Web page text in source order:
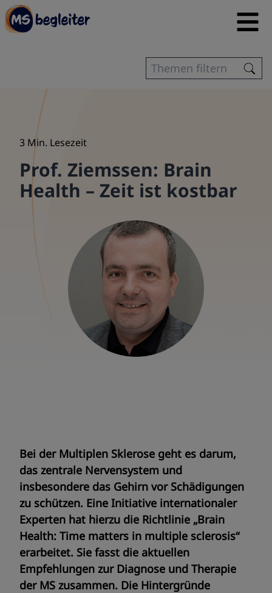
3 Min. Lesezeit
Prof. Ziemssen: Brain
Health – Zeit ist kostbar
Bei der Multiplen Sklerose geht es darum,
das zentrale Nervensystem und
insbesondere das Gehirn vor Schädigungen
zu schützen. Eine Initiative internationaler
Experten hat hierzu die Richtlinie „Brain
Health: Time matters in multiple sclerosis“
erarbeitet. Sie fasst die aktuellen
Empfehlungen zur Diagnose und Therapie
der MS zusammen. Die Hintergründe